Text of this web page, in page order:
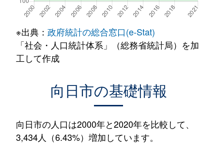
※出典： 政府統計の総合窓口(e-Stat)
「社会・人口統計体系」（総務省統計局）を加
工して作成
向日市の基礎情報
向日市の人口は2000年と2020年を比較して、
3,434人（6.43%）増加しています。